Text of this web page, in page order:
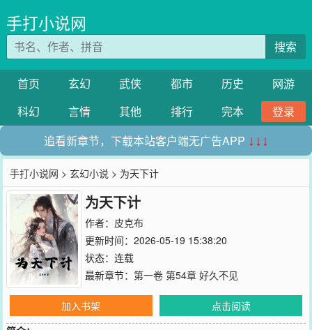
手打小说网
搜索
首页 玄幻 武侠 都市 历史
网游
科幻
言情 其他 排行 完本
登录
追看新章节，下载本站客户端无广告APP ↓↓↓
手打小说网 >玄幻小说 > 为天下计
为天下计
作者： 皮克布
更新时间：2026-05-19 15:38:20
状态：连载
最新章节： 第一卷 第54章 好久不见
加入书架
点击阅读